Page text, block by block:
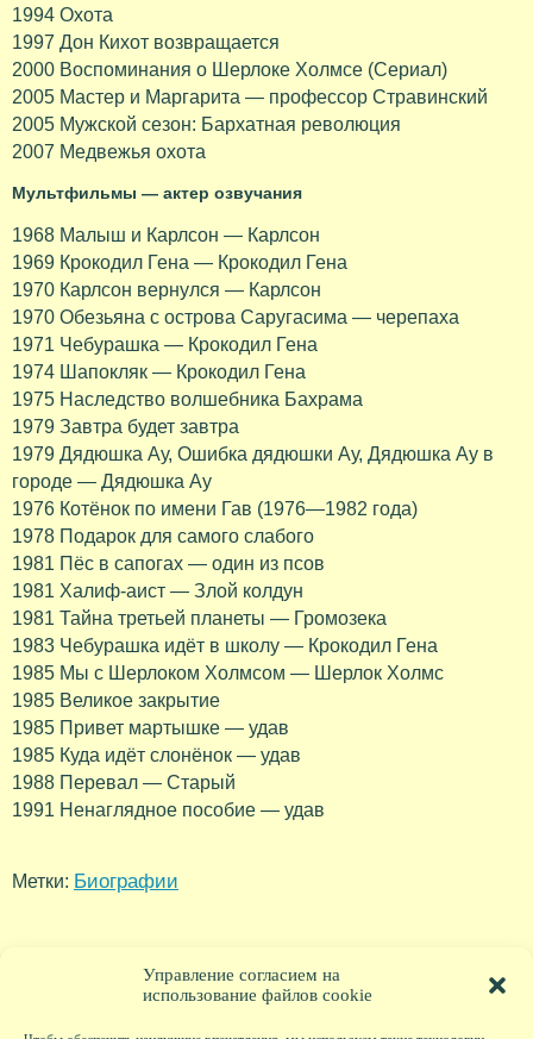
Управление согласием на
использование файлов cookie
1994 Охота
1997 Дон Кихот возвращается
2000 Воспоминания о Шерлоке Холмсе (Сериал)
2005 Мастер и Маргарита — профессор Стравинский
2005 Мужской сезон: Бархатная революция
2007 Медвежья охота
Мультфильмы — актер озвучания
1968 Малыш и Карлсон — Карлсон
1969 Крокодил Гена — Крокодил Гена
1970 Карлсон вернулся — Карлсон
1970 Обезьяна с острова Саругасима — черепаха
1971 Чебурашка — Крокодил Гена
1974 Шапокляк — Крокодил Гена
1975 Наследство волшебника Бахрама
1979 Завтра будет завтра
1979 Дядюшка Ау, Ошибка дядюшки Ау, Дядюшка Ау в
городе — Дядюшка Ау
1976 Котёнок по имени Гав (1976—1982 года)
1978 Подарок для самого слабого
1981 Пёс в сапогах — один из псов
1981 Халиф-аист — Злой колдун
1981 Тайна третьей планеты — Громозека
1983 Чебурашка идёт в школу — Крокодил Гена
1985 Мы с Шерлоком Холмсом — Шерлок Холмс
1985 Великое закрытие
1985 Привет мартышке — удав
1985 Куда идёт слонёнок — удав
1988 Перевал — Старый
1991 Ненаглядное пособие — удав
Метки: Биографии